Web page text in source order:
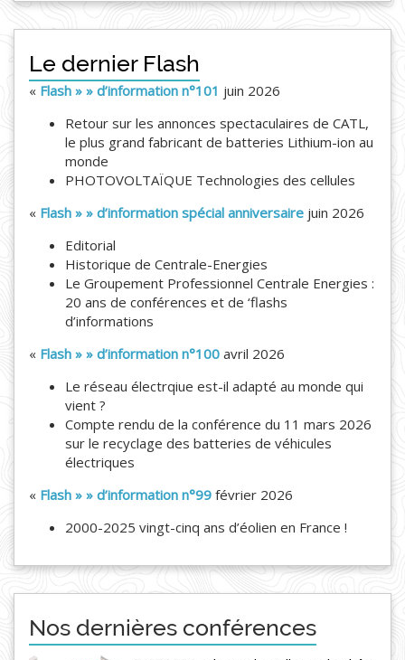
Le dernier Flash
« Flash » » d’information n°101 juin 2026
Retour sur les annonces spectaculaires de CATL,
le plus grand fabricant de batteries Lithium-ion au
monde
PHOTOVOLTAÏQUE Technologies des cellules
« Flash » » d’information spécial anniversaire juin 2026
Editorial
Historique de Centrale-Energies
Le Groupement Professionnel Centrale Energies :
20 ans de conférences et de ‘flashs
d’informations
« Flash » » d’information n°100 avril 2026
Le réseau électrqiue est-il adapté au monde qui
vient ?
Compte rendu de la conférence du 11 mars 2026
sur le recyclage des batteries de véhicules
électriques
« Flash » » d’information n°99 février 2026
2000-2025 vingt-cinq ans d’éolien en France !
Nos dernières conférences